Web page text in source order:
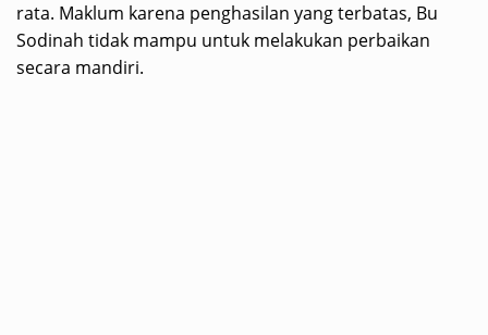
rata. Maklum karena penghasilan yang terbatas, Bu
Sodinah tidak mampu untuk melakukan perbaikan
secara mandiri.